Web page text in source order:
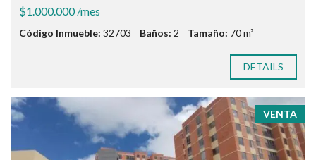
$1.000.000 /mes
Código Inmueble: 32703 Baños: 2 Tamaño: 70 m²
DETAILS
VENTA